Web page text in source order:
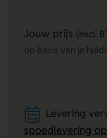
Jouw prijs (excl.
op basis van je
Levering
spoedlevering